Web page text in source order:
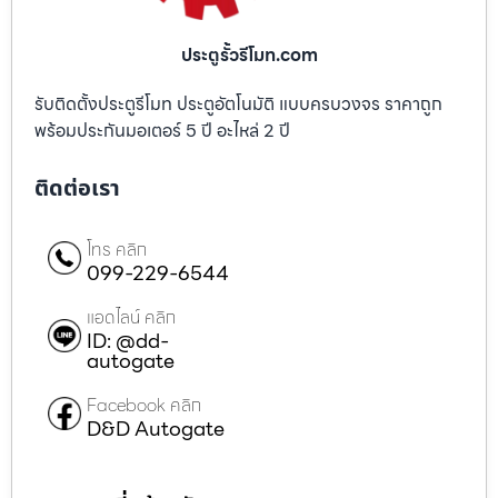
ประตูรั้วรีโมท.com
รับติดตั้งประตูรีโมท ประตูอัตโนมัติ แบบครบวงจร ราคาถูก
พร้อมประกันมอเตอร์ 5 ปี อะไหล่ 2 ปี
ติดต่อเรา
โทร คลิก
099-229-6544
แอดไลน์ คลิก
ID: @dd-
autogate
Facebook คลิก
D&D Autogate